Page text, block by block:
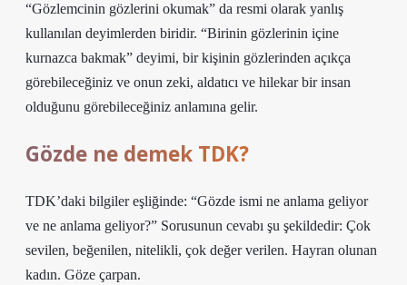
“Gözlemcinin gözlerini okumak” da resmi olarak yanlış
kullanılan deyimlerden biridir. “Birinin gözlerinin içine
kurnazca bakmak” deyimi, bir kişinin gözlerinden açıkça
görebileceğiniz ve onun zeki, aldatıcı ve hilekar bir insan
olduğunu görebileceğiniz anlamına gelir.
Gözde ne demek TDK?
TDK’daki bilgiler eşliğinde: “Gözde ismi ne anlama geliyor
ve ne anlama geliyor?” Sorusunun cevabı şu şekildedir: Çok
sevilen, beğenilen, nitelikli, çok değer verilen. Hayran olunan
kadın. Göze çarpan.